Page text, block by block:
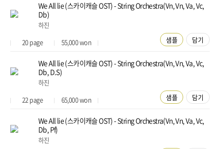
We All lie (스카이캐슬 OST) - String Orchestra(Vn, Vn, Va, Vc,
Db)
하진
20page 55,000won 샘플 담기
We All lie (스카이캐슬 OST) - String Orchestra(Vn, Vn, Va, Vc,
Db, D.S)
하진
22 page 65,000won 샘플 담기
We All lie (스카이캐슬 OST) - String Orchestra(Vn, Vn, Va, Vc,
Db, Pf)
하진